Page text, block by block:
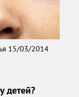
15/03/2014
детей?